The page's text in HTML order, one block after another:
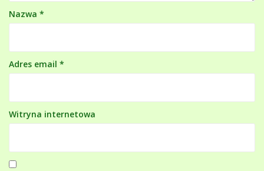
Nazwa *
Adres email *
Witryna internetowa